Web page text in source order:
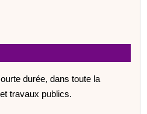
durée, dans toute la
travaux publics.